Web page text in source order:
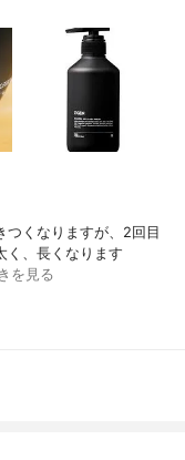
つくなりますが、2回目
く、長くなります
を見る